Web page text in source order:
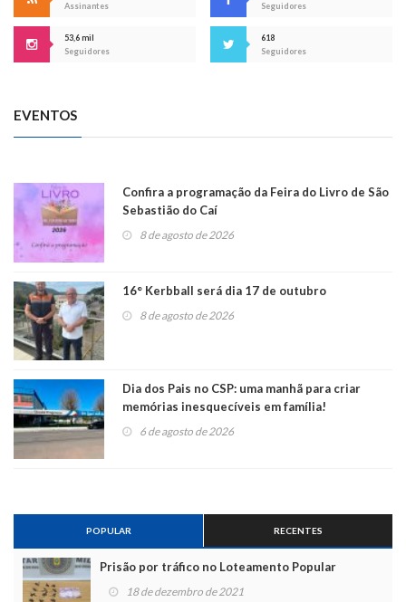
Assinantes
Seguidores
53,6 mil
Seguidores
618
Seguidores
EVENTOS
Confira a programação da Feira do Livro de São
Sebastião do Caí
8 de agosto de 2026
16° Kerbball será dia 17 de outubro
8 de agosto de 2026
Dia dos Pais no CSP: uma manhã para criar
memórias inesquecíveis em família!
6 de agosto de 2026
POPULAR RECENTES
Prisão por tráfico no Loteamento Popular
18 de dezembro de 2021